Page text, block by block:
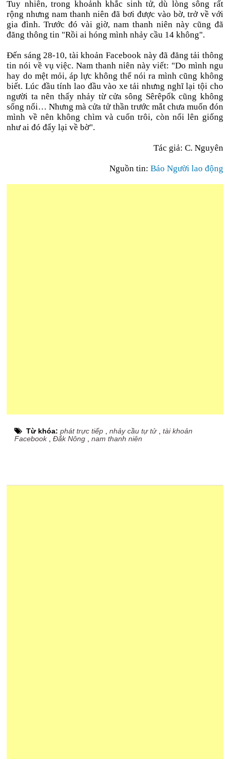
Tuy nhiên, trong khoảnh khắc sinh tử, dù lòng sông rất
rộng nhưng nam thanh niên đã bơi được vào bờ, trở về với
gia đình. Trước đó vài giờ, nam thanh niên này cũng đã
đăng thông tin "Rồi ai hóng mình nhảy cầu 14 không".
Đến sáng 28-10, tài khoản Facebook này đã đăng tải thông
tin nói về vụ việc. Nam thanh niên này viết: "Do mình ngu
hay do mệt mỏi, áp lực không thể nói ra mình cũng không
biết. Lúc đầu tính lao đầu vào xe tải nhưng nghĩ lại tội cho
người ta nên thấy nhảy từ cửa sông Sêrêpốk cũng không
sống nổi… Nhưng mà cửa tử thần trước mắt chưa muốn đón
mình về nên không chìm và cuốn trôi, còn nổi lên giống
như ai đó đẩy lại về bờ".
Tác giả: C. Nguyên
Nguồn tin: Báo Người lao động
Từ khóa:phát trực tiếp ,nhảy cầu tự tử,tài khoản
Facebook,Đắk Nông ,nam thanh niên